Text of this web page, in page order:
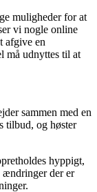
muligheder for at
vi nogle online
afgive en
må udnyttes til at
sammen med en
tilbud, og høster
hyppigt,
ændringer der er